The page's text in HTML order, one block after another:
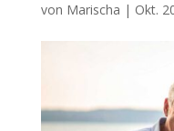
von Marischa | Okt.